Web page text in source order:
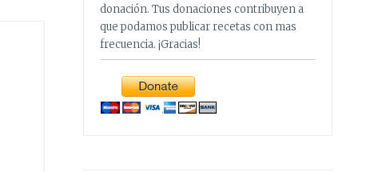
donación. Tus donaciones contribuyen a
que podamos publicar recetas con mas
frecuencia. ¡Gracias!